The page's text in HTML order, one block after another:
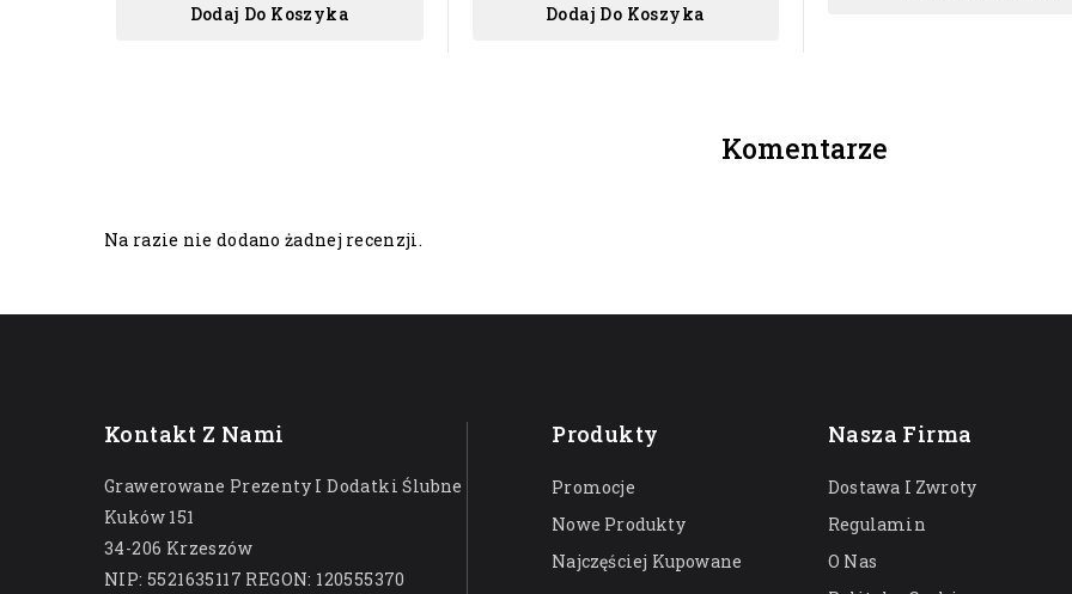
Dodaj Do Koszyka Dodaj Do Koszyka
Komentarze
Na razie nie dodano żadnej recenzji.
Kontakt Z Nami
Grawerowane Prezenty I Dodatki Ślubne
Kuków 151
34-206 Krzeszów
NIP: 5521635117 REGON: 120555370
Produkty
Promocje
Nowe Produkty
Najczęściej Kupowane
Nasza Firma
Dostawa I Zwroty
Regulamin
O Nas